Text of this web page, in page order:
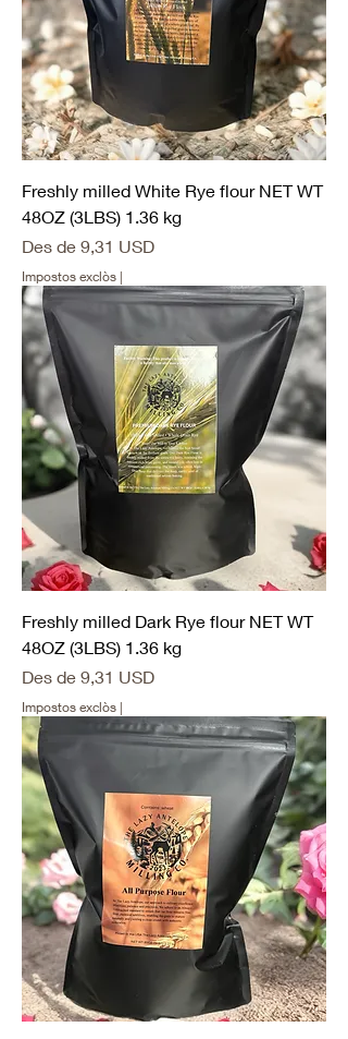
Freshly milled White Rye flour NET WT
48OZ (3LBS) 1.36 kg
Des de 9,31 USD
Preu d'oferta
Impostos exclòs |
Freshly milled Dark Rye flour NET WT
48OZ (3LBS) 1.36 kg
Des de 9,31 USD
Preu d'oferta
Impostos exclòs |